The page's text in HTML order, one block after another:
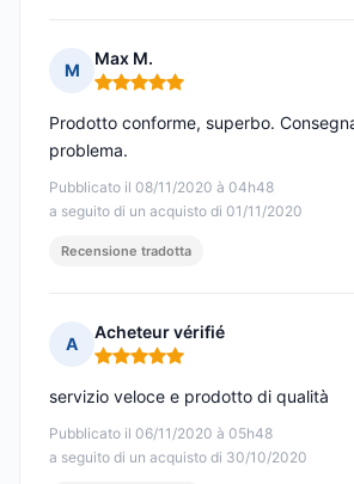
M
Max M.
Nota: 5 su 5
Pubblicato il 08/11/2020 à 04h48
a seguito di un acquisto di 01/11/2020
Prodotto conforme, superbo.
problema.
Recensione tradotta
A
Acheteur vérifié
Nota: 5 su 5
Pubblicato il 06/11/2020 à 05h48
a seguito di un acquisto di 30/10/2020
servizio veloce e prodotto di qualità